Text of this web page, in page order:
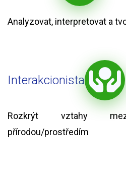
Analyzovat, interpretovat a
Interakcionista
Rozkrýt vztahy
přírodou/prostředím